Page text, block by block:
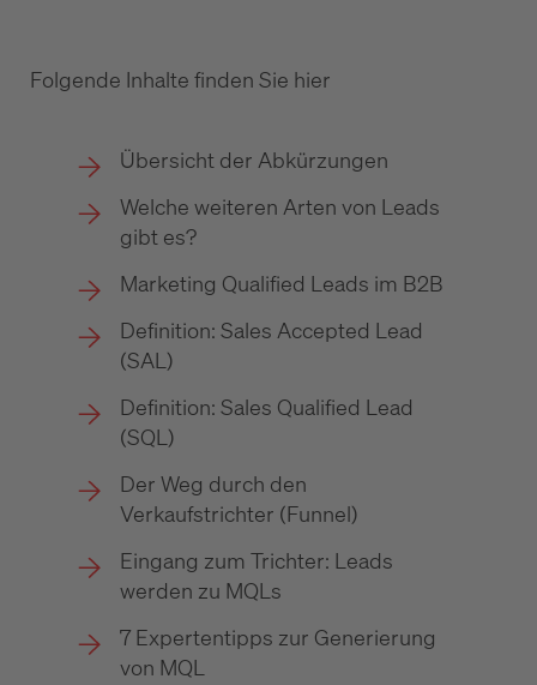
Folgende Inhalte finden Sie hier
Übersicht der Abkürzungen
Welche weiteren Arten von Leads
gibt es?
Marketing Qualified Leads im B2B
Definition: Sales Accepted Lead
(SAL)
Definition: Sales Qualified Lead
(SQL)
Der Weg durch den
Verkaufstrichter (Funnel)
Eingang zum Trichter: Leads
werden zu MQLs
7 Expertentipps zur Generierung
von MQL